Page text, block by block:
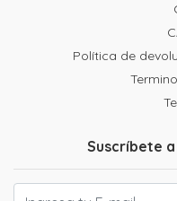
Política de
Suscríbete